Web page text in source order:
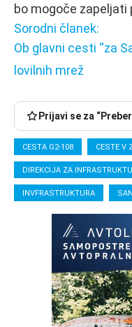
bo mogoče zapeljati
Sorodni članek:
Ob glavni cesti “za
lovilnih mrež
Prijavi se za
CESTA G2-108 CESTE V
DIREKCIJA ZA
INVFRASTRUKTURA